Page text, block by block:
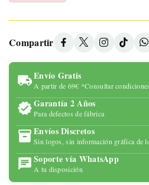
Compartir
Envío Gratis
A partir de 69€ *Consultar
Garantía 2 Años
Para defectos de fábrica
Envíos Discretos
Sin logos, sin información gráfica de
Soporte vía WhatsApp
A tu disposición